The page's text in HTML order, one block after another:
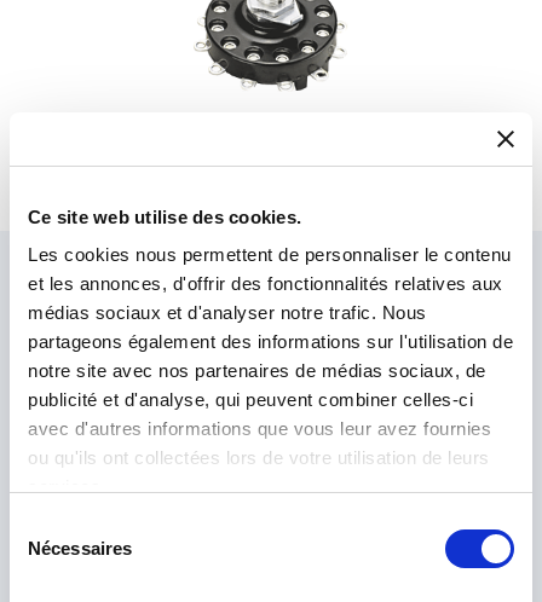
Ce site web utilise des cookies.
Les cookies nous permettent de personnaliser le contenu
et les annonces, d'offrir des fonctionnalités relatives aux
médias sociaux et d'analyser notre trafic. Nous
partageons également des informations sur l'utilisation de
notre site avec nos partenaires de médias sociaux, de
publicité et d'analyse, qui peuvent combiner celles-ci
avec d'autres informations que vous leur avez fournies
ou qu'ils ont collectées lors de votre utilisation de leurs
Nécessaires
Rotary Switches Series 19 – Single Deck
Eindeck-Drehschalter mit 2 Zoll Durchmesser und 15 Ampere
Fragen Sie unsere Experten
Unser Expertenteam ist für Sie da.
Schicken Sie uns Ihre Anfrage und wir werden uns bei
Ihnen melden.